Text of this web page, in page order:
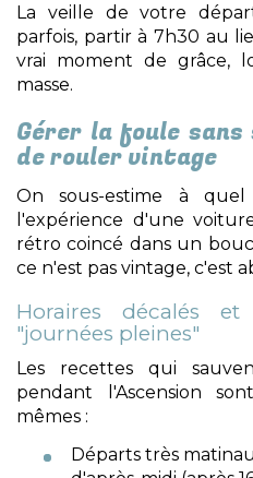
La veille de votre
parfois, partir à 7h30 au
vrai moment de grâce,
masse.
Gérer la foule
de rouler vintage
On sous-estime à
l'expérience d'une
rétro coincé dans un
ce n'est pas vintage, c'est
Horaires décalés
"journées pleines"
Les recettes qui
pendant l'Ascension
mêmes :
Départs très